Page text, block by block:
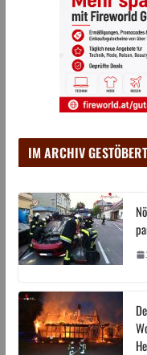
IM ARCHIV GESTÖBERT